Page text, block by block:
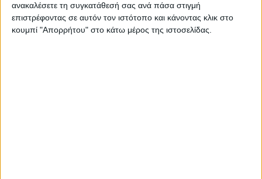
ανακαλέσετε τη συγκατάθεσή σας ανά πάσα στιγμή
επιστρέφοντας σε αυτόν τον ιστότοπο και κάνοντας κλικ στο
κουμπί "Απορρήτου" στο κάτω μέρος της ιστοσελίδας.